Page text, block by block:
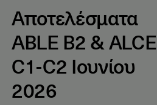
Αποτελέσματα
ABLE B2 & ALCE
C1-C2 Ιουνίου
2026